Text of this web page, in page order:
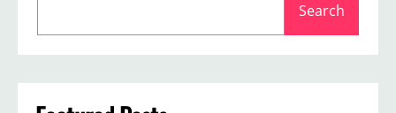
a
r
c
h
Search